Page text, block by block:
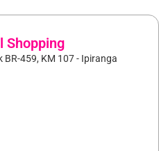
Shopping
459, KM 107 - Ipiranga